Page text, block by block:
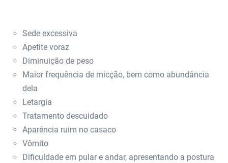
Sede excessiva
Apetite voraz
Diminuição de peso
Maior frequência de micção, bem como abundância
dela
Letargia
Tratamento descuidado
Aparência ruim no casaco
Vômito
Dificuldade em pular e andar, apresentando a postura